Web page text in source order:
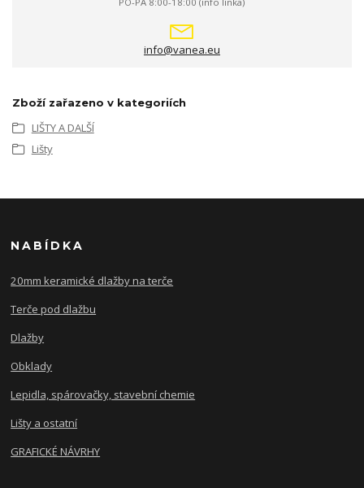
info@vanea.eu
Zboží zařazeno v kategoriích
LIŠTY A DALŠÍ
Lišty
NABÍDKA
20mm keramické dlažby na terče
Terče pod dlažbu
Dlažby
Obklady
Lepidla, spárovačky, stavební chemie
Lišty a ostatní
GRAFICKÉ NÁVRHY